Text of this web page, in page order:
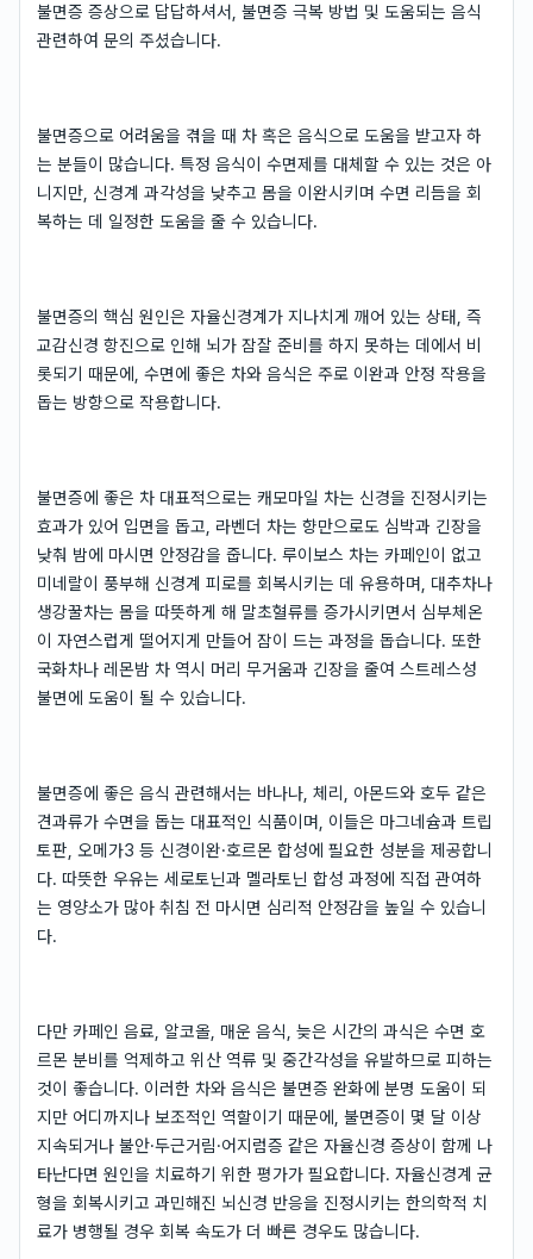
불면증 증상으로 답답하셔서, 불면증 극복 방법 및 도움되는 음식
관련하여 문의 주셨습니다.
불면증으로 어려움을 겪을 때 차 혹은 음식으로 도움을 받고자 하
는 분들이 많습니다. 특정 음식이 수면제를 대체할 수 있는 것은 아
니지만, 신경계 과각성을 낮추고 몸을 이완시키며 수면 리듬을 회
복하는 데 일정한 도움을 줄 수 있습니다.
불면증의 핵심 원인은 자율신경계가 지나치게 깨어 있는 상태, 즉
교감신경 항진으로 인해 뇌가 잠잘 준비를 하지 못하는 데에서 비
롯되기 때문에, 수면에 좋은 차와 음식은 주로 이완과 안정 작용을
돕는 방향으로 작용합니다.
불면증에 좋은 차 대표적으로는 캐모마일 차는 신경을 진정시키는
효과가 있어 입면을 돕고, 라벤더 차는 향만으로도 심박과 긴장을
낮춰 밤에 마시면 안정감을 줍니다. 루이보스 차는 카페인이 없고
미네랄이 풍부해 신경계 피로를 회복시키는 데 유용하며, 대추차나
생강꿀차는 몸을 따뜻하게 해 말초혈류를 증가시키면서 심부체온
이 자연스럽게 떨어지게 만들어 잠이 드는 과정을 돕습니다. 또한
국화차나 레몬밤 차 역시 머리 무거움과 긴장을 줄여 스트레스성
불면에 도움이 될 수 있습니다.
불면증에 좋은 음식 관련해서는 바나나, 체리, 아몬드와 호두 같은
견과류가 수면을 돕는 대표적인 식품이며, 이들은 마그네슘과 트립
토판, 오메가3 등 신경이완·호르몬 합성에 필요한 성분을 제공합니
다. 따뜻한 우유는 세로토닌과 멜라토닌 합성 과정에 직접 관여하
는 영양소가 많아 취침 전 마시면 심리적 안정감을 높일 수 있습니
다.
다만 카페인 음료, 알코올, 매운 음식, 늦은 시간의 과식은 수면 호
르몬 분비를 억제하고 위산 역류 및 중간각성을 유발하므로 피하는
것이 좋습니다. 이러한 차와 음식은 불면증 완화에 분명 도움이 되
지만 어디까지나 보조적인 역할이기 때문에, 불면증이 몇 달 이상
지속되거나 불안·두근거림·어지럼증 같은 자율신경 증상이 함께 나
타난다면 원인을 치료하기 위한 평가가 필요합니다. 자율신경계 균
형을 회복시키고 과민해진 뇌신경 반응을 진정시키는 한의학적 치
료가 병행될 경우 회복 속도가 더 빠른 경우도 많습니다.